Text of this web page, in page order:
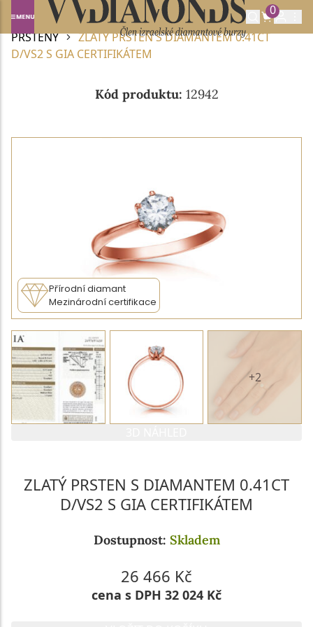
0
Domů DIAMANTOVÉ ŠPERKY
DIAMANTOVÉ
PRSTENY
ZLATÝ PRSTEN S DIAMANTEM 0.41CT
D/VS2 S GIA CERTIFIKÁTEM
Kód produktu: 12942
Přírodní diamant
Mezinárodní certifikace
+2
ZLATÝ PRSTEN S DIAMANTEM 0.41CT
D/VS2 S GIA CERTIFIKÁTEM
Dostupnost: Skladem
26 466 Kč
cena s DPH 32 024 Kč